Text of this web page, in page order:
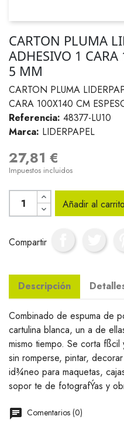
CARTON PLUMA
ADHESIVO 1 CARA
5 MM
CARTON PLUMA
CARA 100X140 CM
Referencia: 48377-LU10
Marca: LIDERPAPEL
27,81 €
Impuestos incluidos
Añadir al carrito
Compartir
Descripción
Combinado de espuma de
cartulina blanca, un a de
mismo tiempo. Se corta
sin romperse, pintar,
id¾neo para maquetas,
sopor te de fotografÝas y
Comentarios (0)